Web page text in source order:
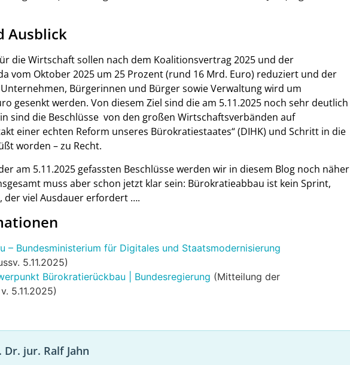
Ausblick
die Wirtschaft sollen nach dem Koalitionsvertrag 2025 und der
vom Oktober 2025 um 25 Prozent (rund 16 Mrd. Euro) reduziert und der
Bürgerinnen und Bürger sowie Verwaltung wird um
gesenkt werden. Von diesem Ziel sind die am 5.11.2025 noch sehr deutlich
sind die Beschlüsse von den großen Wirtschaftsverbänden auf
einer echten Reform unseres Bürokratiestaates“ (DIHK) und Schritt in die
worden – zu Recht.
am 5.11.2025 gefassten Beschlüsse werden wir in diesem Blog noch näher
muss aber schon jetzt klar sein: Bürokratieabbau ist kein Sprint,
der viel Ausdauer erfordert ….
– Bundesministerium für Digitales und Staatsmodernisierung
5.11.2025)
Bürokratierückbau | Bundesregierung (Mitteilung der
5.11.2025)
Dr. jur. Ralf Jahn